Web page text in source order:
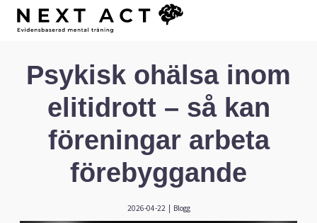
Psykisk ohälsa inom
elitidrott – så kan
föreningar arbeta
förebyggande
2026-04-22| Blogg